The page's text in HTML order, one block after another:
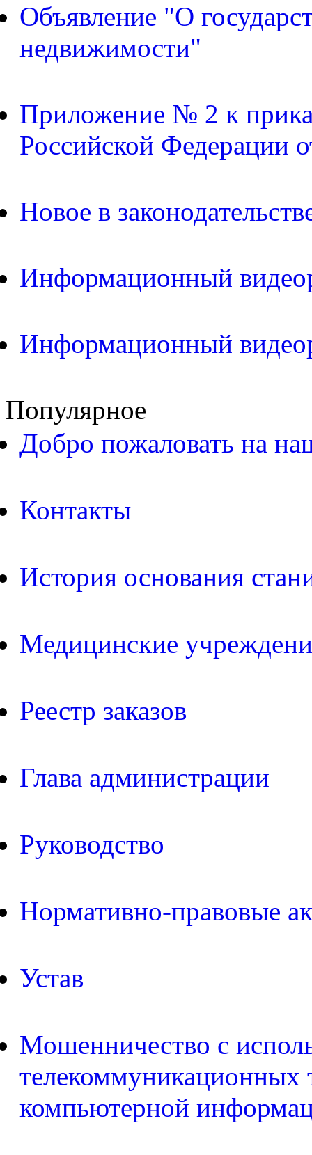
Объявление "О
недвижимости"
Приложение № 2 к
Российской Федерации
Новое в
Информационный
Информационный
Популярное
Добро пожаловать на
Контакты
История основания
Медицинские
Реестр заказов
Глава администрации
Руководство
Нормативно-правовые
Устав
Мошенничество с
телекоммуникационных
компьютерной